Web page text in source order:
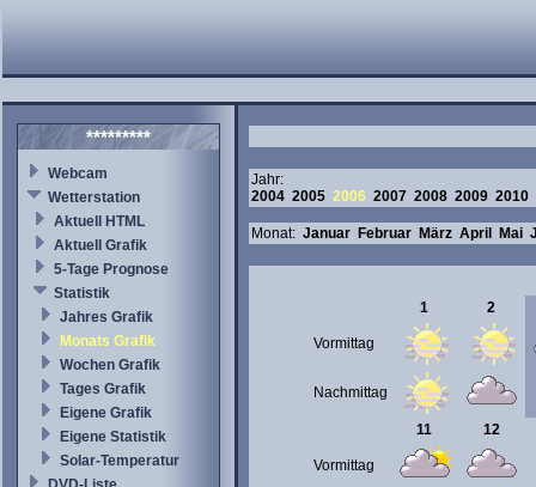
*********
Webcam
Wetterstation
Aktuell HTML
Aktuell Grafik
5-Tage Prognose
Statistik
Jahres Grafik
Monats Grafik
Wochen Grafik
Tages Grafik
Eigene Grafik
Eigene Statistik
Solar-Temperatur
Jahr:
2004 2005 2006 2007 2008 2009 2010
Monat: Januar Februar März April Mai
1 2
Vormittag
Nachmittag
11 12
Vormittag